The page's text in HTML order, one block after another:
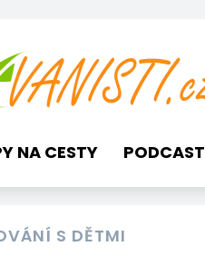
NA CESTY PODCAST
S DĚTMI